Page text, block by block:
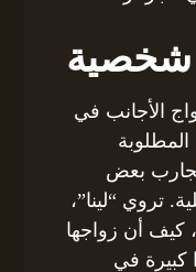
الأجانب في
المطلوبة
تجارب بعض
تروي “لينا”،
كيف أن زواجها
في